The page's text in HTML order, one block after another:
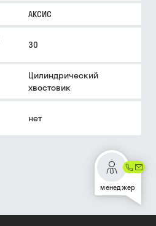
АКСИС
30
Цилиндрический
хвостовик
нет
менеджер